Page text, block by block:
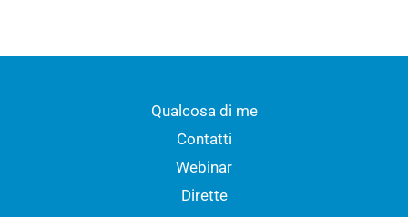
Qualcosa di me
Contatti
Webinar
Dirette